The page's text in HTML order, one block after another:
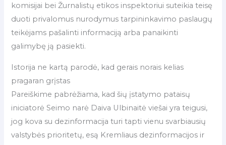
komisijai bei Žurnalistų etikos inspektoriui suteikia teisę
duoti privalomus nurodymus tarpininkavimo paslaugų
teikėjams pašalinti informaciją arba panaikinti
galimybę ją pasiekti.
Istorija ne kartą parodė, kad gerais norais kelias
pragaran grįstas
Pareiškime pabrėžiama, kad šių įstatymo pataisų
iniciatorė Seimo narė Daiva Ulbinaitė viešai yra teigusi,
jog kova su dezinformacija turi tapti vienu svarbiausių
valstybės prioritetų, esą Kremliaus dezinformacijos ir